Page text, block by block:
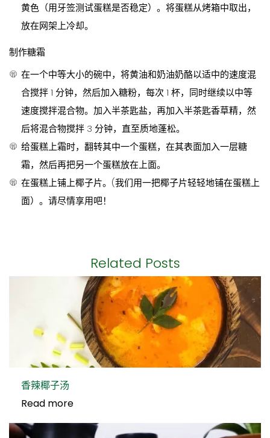
黄色（用牙签测试蛋糕是否稳定）。将蛋糕从烤箱中取出，
放在网架上冷却。
制作糖霜
在一个中等大小的碗中，将黄油和奶油奶酪以适中的速度混
合搅拌 1 分钟，然后加入糖粉，每次 1 杯，同时继续以中等
速度搅拌混合物。加入半茶匙盐，再加入半茶匙香草精，然
后将混合物搅拌 3 分钟，直至质地蓬松。
给蛋糕上霜时，翻转其中一个蛋糕，在其表面加入一层糖
霜，然后再把另一个蛋糕放在上面。
在蛋糕上铺上椰子片。(我们用一把椰子片轻轻地铺在蛋糕上
面）。请尽情享用吧！
Related Posts
香辣椰子汤
Read more